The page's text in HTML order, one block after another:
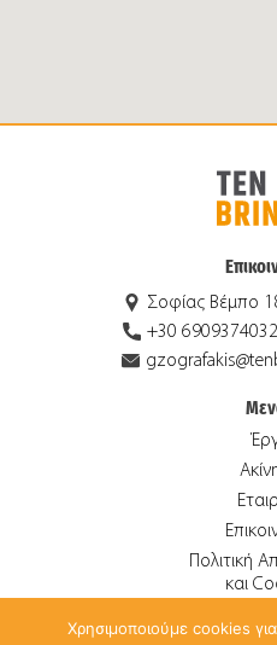
Σοφίας Βέμπο
+30
Πολιτική
και
Χρησιμοποιούμε cookies